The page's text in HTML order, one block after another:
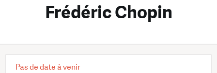
Frédéric Chopin
Pas de date à venir